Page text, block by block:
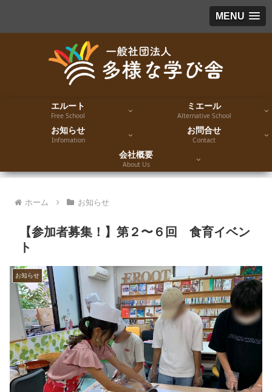
MENU
エルート
Free School
ミエール
Alternative School
お知らせ
Infomation
お問合せ
Contact
会社概要
About Us
ホーム お知らせ
【参加者募集！】第２〜６回 食育イベン
ト
お知らせ